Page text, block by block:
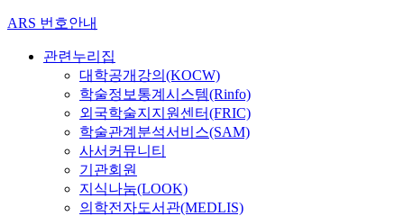
ARS 번호안내
관련누리집
대학공개강의(KOCW)
학술정보통계시스템(Rinfo)
외국학술지지원센터(FRIC)
학술관계분석서비스(SAM)
사서커뮤니티
기관회원
지식나눔(LOOK)
의학전자도서관(MEDLIS)